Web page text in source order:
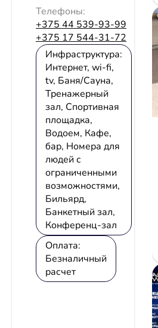
Телефоны:
+375 44 539-93-99
+375 17 544-31-72
Инфраструктура:
Интернет, wi-fi,
tv, Баня/Сауна,
Тренажерный
зал, Спортивная
площадка,
Водоем, Кафе,
бар, Номера для
людей с
ограниченными
возможностями,
Бильярд,
Банкетный зал,
Конференц-зал
Оплата:
Безналичный
расчет